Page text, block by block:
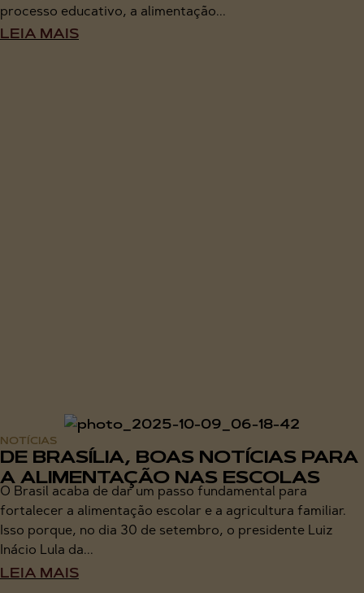
processo educativo, a alimentação...
LEIA MAIS
NOTÍCIAS
DE BRASÍLIA, BOAS NOTÍCIAS PARA
A ALIMENTAÇÃO NAS ESCOLAS
O Brasil acaba de dar um passo fundamental para
fortalecer a alimentação escolar e a agricultura familiar.
Isso porque, no dia 30 de setembro, o presidente Luiz
Inácio Lula da...
LEIA MAIS